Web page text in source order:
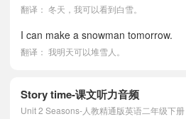
翻译： 冬天，我可以看到白雪。
I can make a snowman tomorrow.
翻译： 我明天可以堆雪人。
Story time-课文听力音频
Unit 2 Seasons-人教精通版英语二年级下册